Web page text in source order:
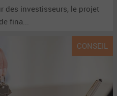
des investisseurs, le projet
fina...
CONSEIL